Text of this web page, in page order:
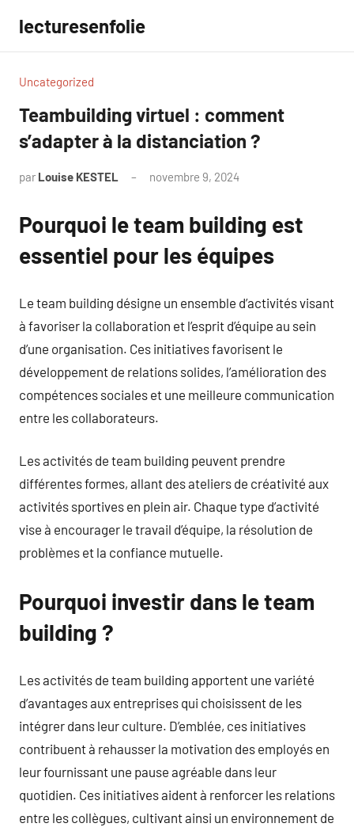
contenu
lecturesenfolie
Uncategorized
Teambuilding virtuel : comment
s’adapter à la distanciation ?
par Louise KESTEL novembre 9, 2024
Pourquoi le team building est
essentiel pour les équipes
Le team building désigne un ensemble d’activités visant
à favoriser la collaboration et l’esprit d’équipe au sein
d’une organisation. Ces initiatives favorisent le
développement de relations solides, l’amélioration des
compétences sociales et une meilleure communication
entre les collaborateurs.
Les activités de team building peuvent prendre
différentes formes, allant des ateliers de créativité aux
activités sportives en plein air. Chaque type d’activité
vise à encourager le travail d’équipe, la résolution de
problèmes et la confiance mutuelle.
Pourquoi investir dans le team
building ?
Les activités de team building apportent une variété
d’avantages aux entreprises qui choisissent de les
intégrer dans leur culture. D’emblée, ces initiatives
contribuent à rehausser la motivation des employés en
leur fournissant une pause agréable dans leur
quotidien. Ces initiatives aident à renforcer les relations
entre les collègues, cultivant ainsi un environnement de